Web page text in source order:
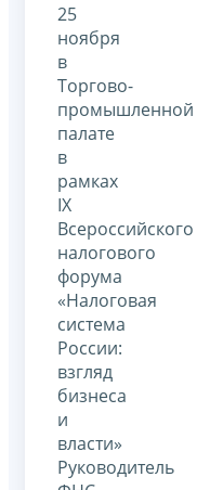
25
ноября
в
Торгово-
промышленной
палате
в
рамках
IX
Всероссийского
налогового
форума
«Налоговая
система
России:
взгляд
бизнеса
и
власти»
Руководитель